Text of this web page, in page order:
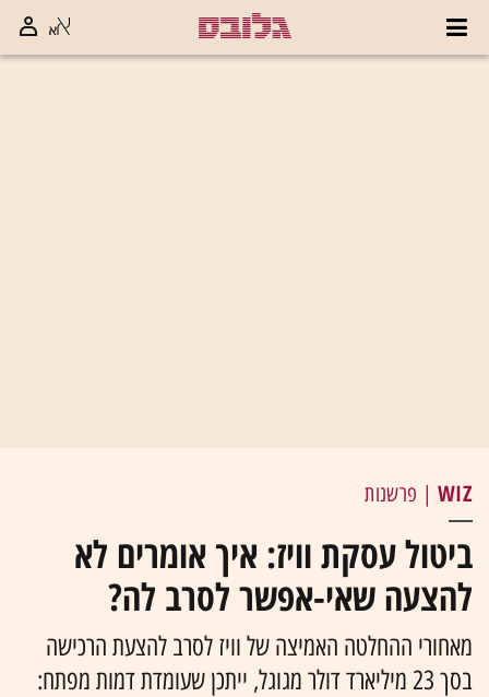
WIZ | פרשנות
ביטול עסקת וויז: איך אומרים לא
להצעה שאי-אפשר לסרב לה?
מאחורי ההחלטה האמיצה של וויז לסרב להצעת הרכישה
בסך 23 מיליארד דולר מגוגל, ייתכן שעומדת דמות מפתח: